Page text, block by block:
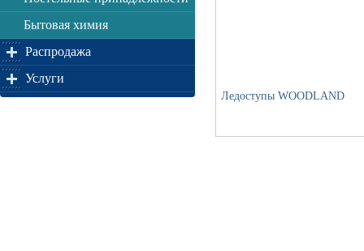
Бытовая химия
Распродажа
Услуги
Ледоступы WOODLAND